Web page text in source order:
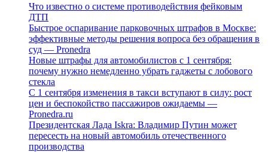
Что известно о системе противодействия фейковым
ДТП
Быстрое оспаривание парковочных штрафов в Москве:
эффективные методы решения вопроса без обращения в
суд — Pronedra
Новые штрафы для автомобилистов с 1 сентября:
почему нужно немедленно убрать гаджеты с лобового
стекла
С 1 сентября изменения в такси вступают в силу: рост
цен и беспокойство пассажиров ожидаемы —
Pronedra.ru
Президентская Лада Iskra: Владимир Путин может
пересесть на новый автомобиль отечественного
производства